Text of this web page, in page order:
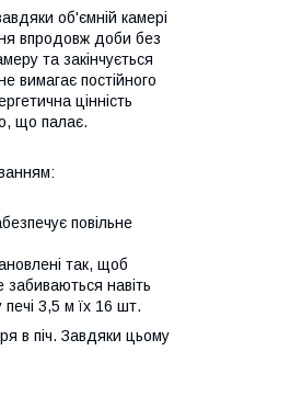
об'ємній камері
впродовж доби без
та закінчується
вимагає постійного
цінність
що палає.
повільне
так, щоб
навіть
печі 3,5 м їх 16 шт.
в піч. Завдяки цьому